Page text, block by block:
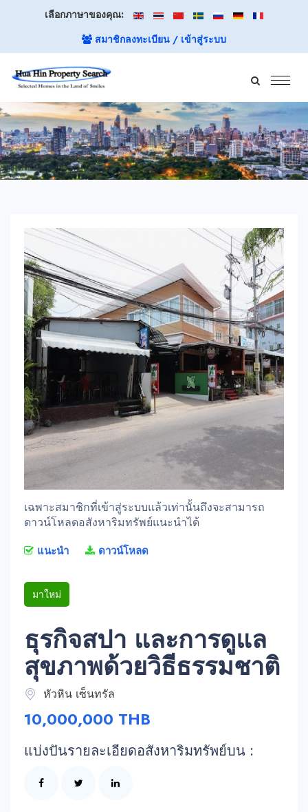
เลือกภาษาของคุณ:
สมาชิกลงทะเบียน / เข้าสู่ระบบ
เฉพาะสมาชิกที่เข้าสู่ระบบแล้วเท่านั้นถึงจะสามารถ
ดาวน์โหลดอสังหาริมทรัพย์แนะนำได้
แนะนำ ดาวน์โหลด
มาใหม่
ธุรกิจสปา และการดูแล
สุขภาพด้วยวิธีธรรมชาติ
หัวหิน เซ็นทรัล
10,000,000 THB
แบ่งปันรายละเอียดอสังหาริมทรัพย์บน :